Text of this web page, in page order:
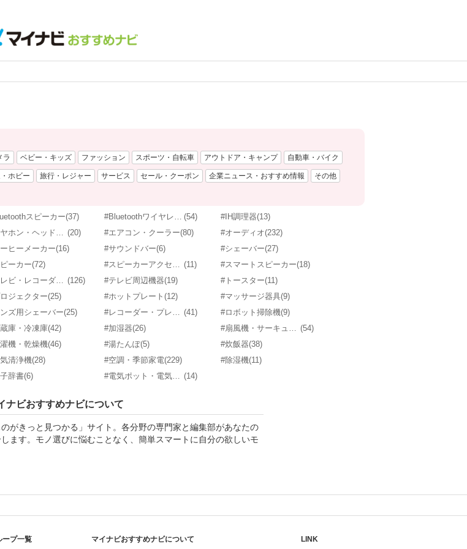
ラ ベビー・キッズ ファッション スポーツ・自転車 アウトドア・キャンプ 自動車・バイク
ホビー 旅行・レジャー サービス セール・クーポン 企業ニュース・おすすめ情報 その他
スピーカー(37) #Bluetoothワイヤレスイヤホン (54) #IH調理器(13)
#イヤホン・ヘッドホンアクセサリ (20) #エアコン・クーラー(80) #オーディオ(232)
ヒーメーカー(16) #サウンドバー(6) #シェーバー(27)
ーカー(72) #スピーカーアクセサリ (11) #スマートスピーカー(18)
#テレビ・レコーダー・プレーヤー (126) #テレビ周辺機器(19) #トースター(11)
ジェクター(25) #ホットプレート (12) #マッサージ器具(9)
ズ用シェーバー(25) #レコーダー・プレーヤー（動画） (41) #ロボット掃除機(9)
庫・冷凍庫(42) #加湿器(26) #扇風機・サーキュレーター (54)
機・乾燥機(46) #湯たんぽ(5) #炊飯器(38)
清浄機(28) #空調・季節家電(229) #除湿機(11)
辞書(6) #電気ポット・電気ケトル (14)
ナビおすすめナビについて
がきっと見つかる」サイト。各分野の専門家と編集部があなたの
ます。モノ選びに悩むことなく、簡単スマートに自分の欲しいモ
ープ一覧 マイナビおすすめナビについて LINK